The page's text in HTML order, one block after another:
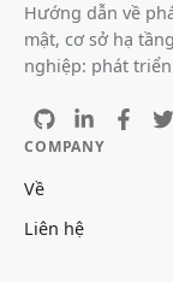
Hướng dẫn về
mật, cơ sở hạ
nghiệp: phát
COMPANY
Về
Liên hệ